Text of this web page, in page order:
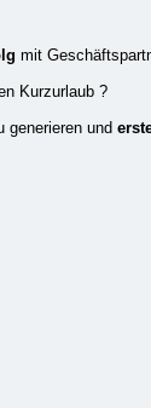
mit
Kurzurlaub ?
generieren und